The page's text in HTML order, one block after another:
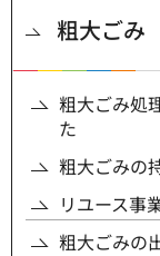
粗大ごみ
粗大ごみ処
た
粗大ごみの
リユース事
粗大ごみの